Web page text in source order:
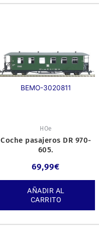
BEMO-3020811
HOe
Coche pasajeros DR 970-
605.
69,99€
AÑADIR AL
CARRITO